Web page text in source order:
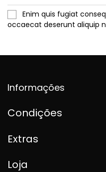
Enim quis fugiat
occaecat deserunt aliquip
Informações
Condições
Extras
Loja